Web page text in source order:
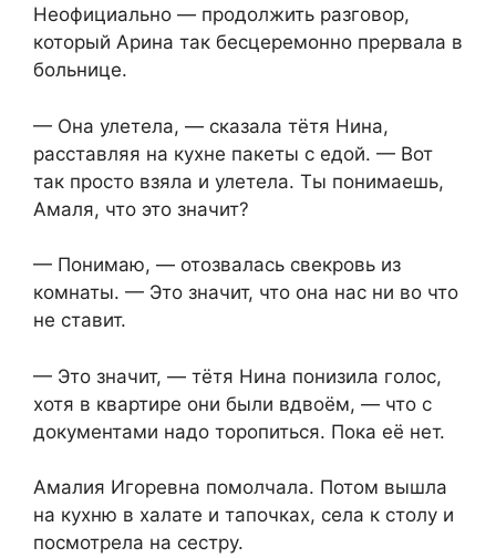
Неофициально — продолжить разговор,
который Арина так бесцеремонно прервала в
больнице.
— Она улетела, — сказала тётя Нина,
расставляя на кухне пакеты с едой. — Вот
так просто взяла и улетела. Ты понимаешь,
Амаля, что это значит?
— Понимаю, — отозвалась свекровь из
комнаты. — Это значит, что она нас ни во что
не ставит.
— Это значит, — тётя Нина понизила голос,
хотя в квартире они были вдвоём, — что с
документами надо торопиться. Пока её нет.
Амалия Игоревна помолчала. Потом вышла
на кухню в халате и тапочках, села к столу и
посмотрела на сестру.